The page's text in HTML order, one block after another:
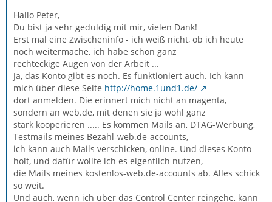
Hallo Peter,
Du bist ja sehr geduldig mit mir, vielen Dank!
Erst mal eine Zwischeninfo - ich weiß nicht, ob ich heute
noch weitermache, ich habe schon ganz
rechteckige Augen von der Arbeit ...
Ja, das Konto gibt es noch. Es funktioniert auch. Ich kann
mich über diese Seite http://home.1und1.de/
dort anmelden. Die erinnert mich nicht an magenta,
sondern an web.de, mit denen sie ja wohl ganz
stark kooperieren ..... Es kommen Mails an, DTAG-Werbung,
Testmails meines Bezahl-web.de-accounts,
ich kann auch Mails verschicken, online. Und dieses Konto
holt, und dafür wollte ich es eigentlich nutzen,
die Mails meines kostenlos-web.de-accounts ab. Alles schick
so weit.
Und auch, wenn ich über das Control Center reingehe, kann